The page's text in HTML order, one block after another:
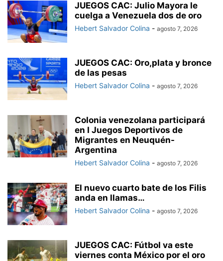
JUEGOS CAC: Julio Mayora le
cuelga a Venezuela dos de oro
Hebert Salvador Colina - agosto 7, 2026
JUEGOS CAC: Oro,plata y bronce
de las pesas
Hebert Salvador Colina - agosto 7, 2026
Colonia venezolana participará
en I Juegos Deportivos de
Migrantes en Neuquén-
Argentina
Hebert Salvador Colina - agosto 7, 2026
El nuevo cuarto bate de los Filis
anda en llamas…
Hebert Salvador Colina - agosto 7, 2026
JUEGOS CAC: Fútbol va este
viernes conta México por el oro